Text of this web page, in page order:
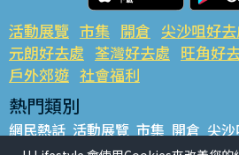
活動展覽 市集 開倉 尖沙咀好
元朗好去處 荃灣好去處 旺角好
戶外郊遊 社會福利
熱門類別
網民熱話 活動展覽 市集 開倉 尖
銅鑼灣好去處 元朗好去處 荃灣好